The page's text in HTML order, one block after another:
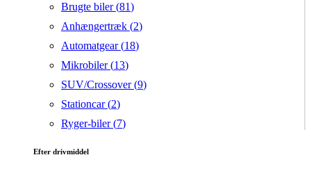
Brugte biler (81)
Anhængertræk (2)
Automatgear (18)
Mikrobiler (13)
SUV/Crossover (9)
Stationcar (2)
Ryger-biler (7)
Efter drivmiddel